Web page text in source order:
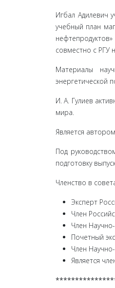
Игбал Адилевич
учебный план
совместно с РГУ
Материалы
энергетической
И. А. Гулиев
мира.
Является
Под
подготовку
Членство в
Эксперт
Член
Член
Почетный
Член
Является